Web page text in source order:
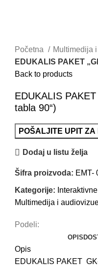
Početna
Multimedija
EDUKALIS PAKET
Back to products
EDUKALIS
tabla 90“)
POŠALJITE UPIT
Dodaj u listu želja
Šifra proizvoda: EMT-
Kategorije:
Multimedija i
Podeli:
OPIS
Opis
EDUKALIS PAKET